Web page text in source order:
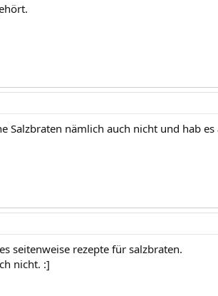
Salzbraten nämlich auch nicht und hab
seitenweise rezepte für salzbraten.
nicht. :]